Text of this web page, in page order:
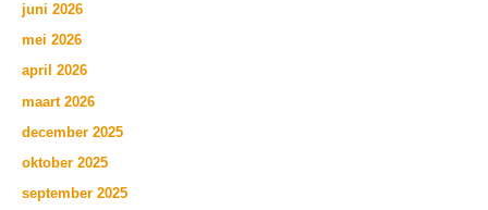
juni 2026
mei 2026
april 2026
maart 2026
december 2025
oktober 2025
september 2025